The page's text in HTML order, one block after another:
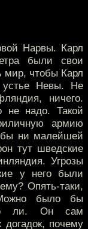
Нарвы. Карл
были свои
мир, чтобы Карл
устье Невы. Не
ничего.
не надо. Такой
армию
ни малейшей
тут шведские
Угрозы
у него были
Опять-таки,
было бы
ли. Он сам
почему